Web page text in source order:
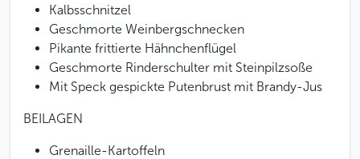
Kalbsschnitzel
Geschmorte Weinbergschnecken
Pikante frittierte Hähnchenflügel
Geschmorte Rinderschulter mit Steinpilzsoße
Mit Speck gespickte Putenbrust mit Brandy-Jus
BEILAGEN
Grenaille-Kartoffeln